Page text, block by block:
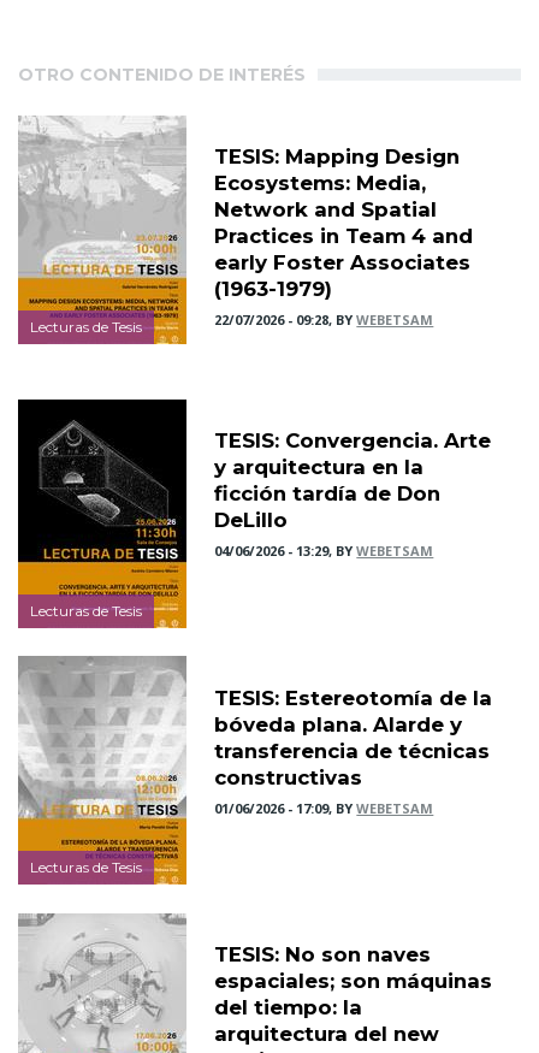
OTRO CONTENIDO DE INTERÉS
Lecturas de Tesis
TESIS: Mapping Design
Ecosystems: Media,
Network and Spatial
Practices in Team 4 and
early Foster Associates
(1963-1979)
22/07/2026 - 09:28, BYWEBETSAM
Lecturas de Tesis
TESIS: Convergencia. Arte
y arquitectura en la
ficción tardía de Don
DeLillo
04/06/2026 - 13:29, BYWEBETSAM
Lecturas de Tesis
TESIS: Estereotomía de la
bóveda plana. Alarde y
transferencia de técnicas
constructivas
01/06/2026 - 17:09, BYWEBETSAM
TESIS: No son naves
espaciales; son máquinas
del tiempo: la
arquitectura del new